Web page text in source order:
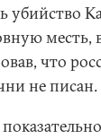
убийство
месть,
что
не писан.